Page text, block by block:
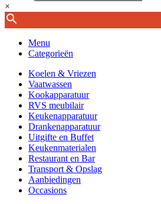
×
Menu
Categorieën
Koelen & Vriezen
Vaatwassen
Kookapparatuur
RVS meubilair
Keukenapparatuur
Drankenapparatuur
Uitgifte en Buffet
Keukenmaterialen
Restaurant en Bar
Transport & Opslag
Aanbiedingen
Occasions